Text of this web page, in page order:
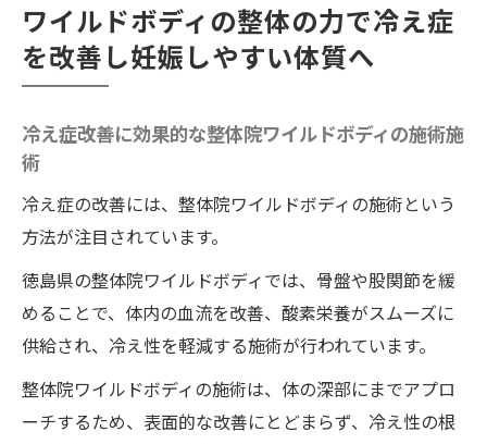
整体院ワイルドボディの施術を活用した健
康的な妊活の始め方
冷え性対策健康的な妊活の第一歩
健康的な妊活を支える整体院ワイルドボデ
ィの施術の役割
徳島県でおすすめの整体院を探す方法
整体院ワイルドボディの施術を通じた冷え
対策の実践例
妊活に有効な徳島県の整体院ワイルドボデ
ィの施術
ワイルドボディの整体の力で冷え症
を改善し妊娠しやすい体質へ
冷え症改善に効果的な整体院ワイルドボディの施術施
術
冷え症の改善には、整体院ワイルドボディの施術という
方法が注目されています。
徳島県の整体院ワイルドボディでは、骨盤や股関節を緩
めることで、体内の血流を改善、酸素栄養がスムーズに
供給され、冷え性を軽減する施術が行われています。
整体院ワイルドボディの施術は、体の深部にまでアプロ
ーチするため、表面的な改善にとどまらず、冷え性の根